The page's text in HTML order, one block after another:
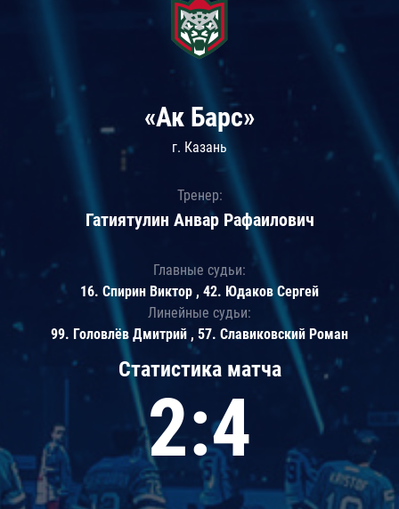
Статистика матча
2:4
«Ак Барс»
г. Казань
Тренер:
Гатиятулин Анвар Рафаилович
Главные судьи:
16. Спирин Виктор , 42. Юдаков Сергей
Линейные судьи:
99. Головлёв Дмитрий , 57. Славиковский Роман